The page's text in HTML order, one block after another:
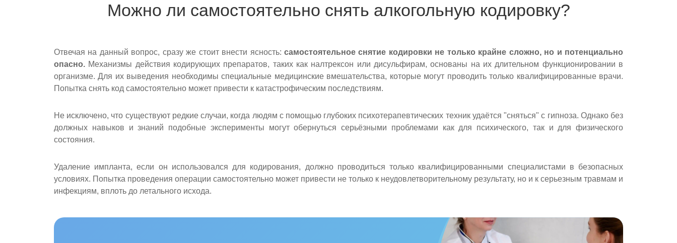
Можно ли самостоятельно снять алкогольную кодировку?
Отвечая на данный вопрос, сразу же стоит внести ясность: самостоятельное снятие кодировки не только крайне сложно, но и потенциально
опасно. Механизмы действия кодирующих препаратов, таких как налтрексон или дисульфирам, основаны на их длительном функционировании в
организме. Для их выведения необходимы специальные медицинские вмешательства, которые могут проводить только квалифицированные врачи.
Попытка снять код самостоятельно может привести к катастрофическим последствиям.
Не исключено, что существуют редкие случаи, когда людям с помощью глубоких психотерапевтических техник удаётся "сняться" с гипноза. Однако без
должных навыков и знаний подобные эксперименты могут обернуться серьёзными проблемами как для психического, так и для физического
состояния.
Удаление импланта, если он использовался для кодирования, должно проводиться только квалифицированными специалистами в безопасных
условиях. Попытка проведения операции самостоятельно может привести не только к неудовлетворительному результату, но и к серьезным травмам и
инфекциям, вплоть до летального исхода.
Вызвать врача
минуты
Оставьте заявку для связи со специалистом
Гарантируем анонимность
Оставить отзыв
Задайте ваш вопрос
Найдем все, что вам нужно
Чаще всего ищут:
Выберите свой город